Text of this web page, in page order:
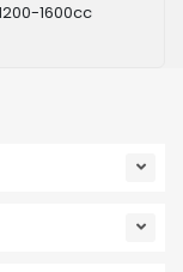
1600cc